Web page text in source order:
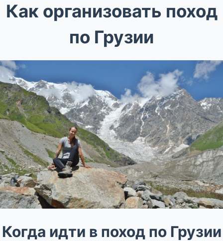
Как организовать поход
по Грузии
Когда идти в поход по Грузии